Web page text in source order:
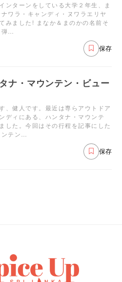
ンターンをしている大学２年生、ま
ワラ・キャンディ・ヌワラエリヤ
みました! まなか＆まのかの名前そ
…
保存
ナ・マウンテン・ビュー
、健人です。最近は専らアウトドア
ディにある、ハンタナ・マウンテ
した。今回はその行程を記事にした
テン…
保存